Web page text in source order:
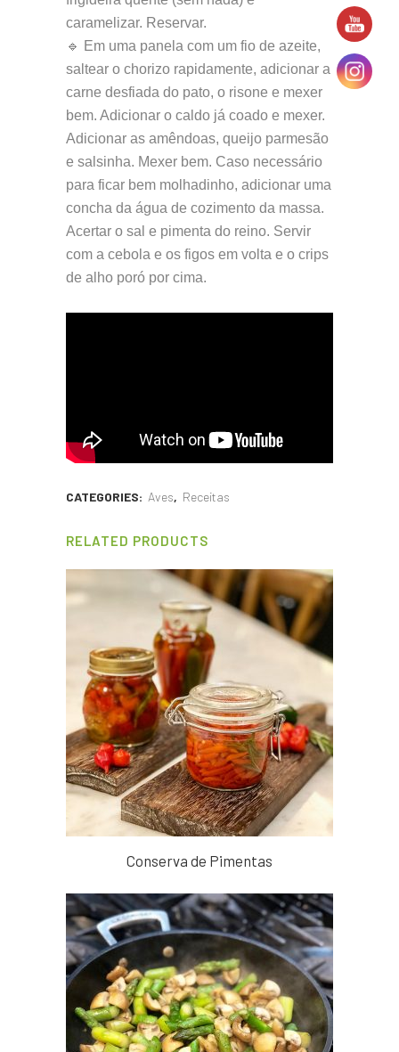
caramelizar. Reservar.
🔹 Em uma panela com um fio de azeite,
saltear o chorizo rapidamente, adicionar a
carne desfiada do pato, o risone e mexer
bem. Adicionar o caldo já coado e mexer.
Adicionar as amêndoas, queijo parmesão
e salsinha. Mexer bem. Caso necessário
para ficar bem molhadinho, adicionar uma
concha da água de cozimento da massa.
Acertar o sal e pimenta do reino. Servir
com a cebola e os figos em volta e o crips
de alho poró por cima.
CATEGORIES: Aves, Receitas
RELATED PRODUCTS
Conserva de Pimentas